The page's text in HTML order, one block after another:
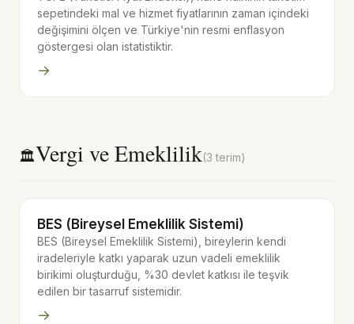
sepetindeki mal ve hizmet fiyatlarının zaman içindeki
değişimini ölçen ve Türkiye'nin resmi enflasyon
göstergesi olan istatistiktir.
→
🏛️Vergi ve Emeklilik(3 terim)
BES (Bireysel Emeklilik Sistemi)
BES (Bireysel Emeklilik Sistemi), bireylerin kendi
iradeleriyle katkı yaparak uzun vadeli emeklilik
birikimi oluşturduğu, %30 devlet katkısı ile teşvik
edilen bir tasarruf sistemidir.
→